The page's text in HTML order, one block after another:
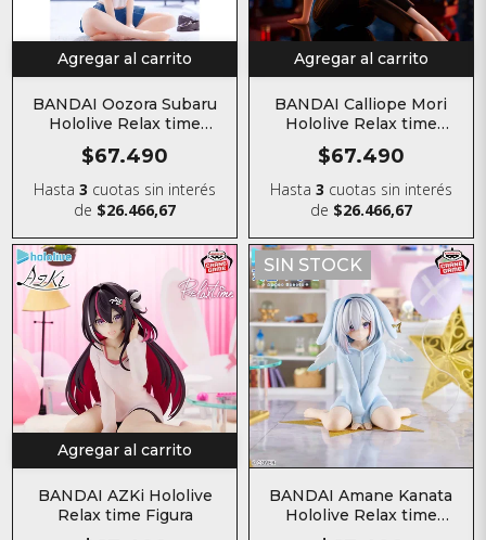
Agregar al carrito
BANDAI Oozora Subaru
Hololive Relax time
$67.490
Hasta3 cuotas sin interés
de $26.466,67
Agregar al carrito
BANDAI Calliope Mori
Hololive Relax time
$67.490
Hasta 3 cuotas sin interés
de $26.466,67
Agregar al carrito
BANDAI AZKi Hololive
Relax time Figura
SIN STOCK
BANDAI Amane Kanata
Hololive Relax time